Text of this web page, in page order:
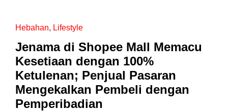
Hebahan, Lifestyle
Jenama di Shopee Mall Memacu
Kesetiaan dengan 100%
Ketulenan; Penjual Pasaran
Mengekalkan Pembeli dengan
Pemperibadian